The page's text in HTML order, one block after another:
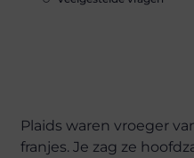
Plaids waren vroeger
franjes. Je zag ze